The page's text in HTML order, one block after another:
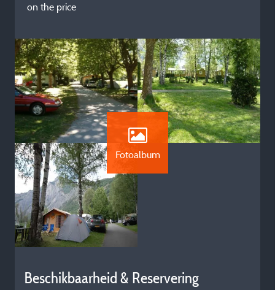
on the price
Fotoalbum
Beschikbaarheid & Reservering